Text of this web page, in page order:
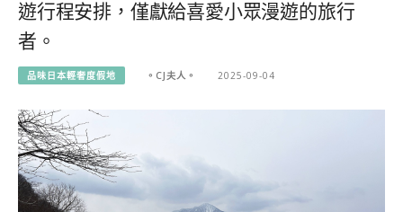
遊行程安排，僅獻給喜愛小眾漫遊的旅行
者。
品味日本輕奢度假地 。CJ夫人。 2025-09-04